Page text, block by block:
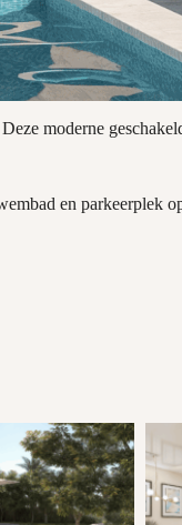
moderne
en parkeerplek